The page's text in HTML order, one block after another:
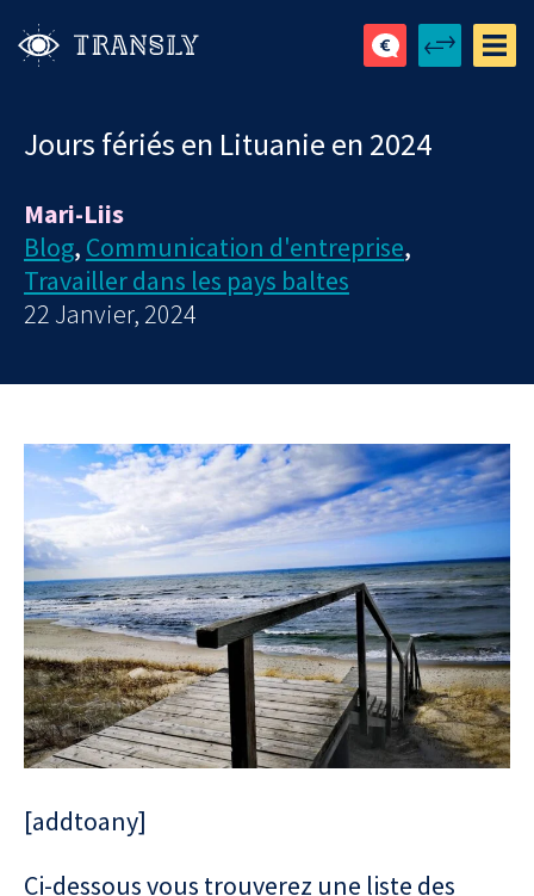
Jours fériés en Lituanie en 2024
Mari-Liis
Blog, Communication d'entreprise,
Travailler dans les pays baltes
22 Janvier, 2024
[addtoany]
Ci-dessous vous trouverez une liste des